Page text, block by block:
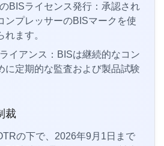
BISライセンス発行：承認され
ンプレッサーのBISマークを使
ます。
イアンス：BISは継続的なコン
に定期的な監査および製品試験
裁
の下で、2026年9月1日まで